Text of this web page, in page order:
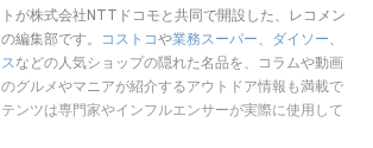
が株式会社NTTドコモと共同で開設した、レコメン
編集部です。
コストコや業務スーパー、 ダイソー、
などの人気ショップの隠れた名品を、コラムや動画
グルメやマニアが紹介するアウトドア情報も満載で
ンツは専門家やインフルエンサーが実際に使用して